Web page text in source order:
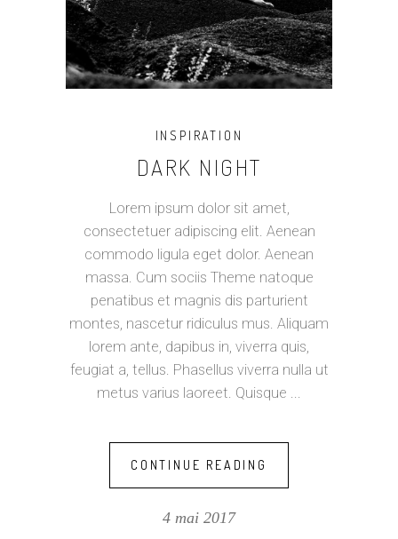
INSPIRATION
DARK NIGHT
Lorem ipsum dolor sit amet,
consectetuer adipiscing elit. Aenean
commodo ligula eget dolor. Aenean
massa. Cum sociis Theme natoque
penatibus et magnis dis parturient
montes, nascetur ridiculus mus. Aliquam
lorem ante, dapibus in, viverra quis,
feugiat a, tellus. Phasellus viverra nulla ut
metus varius laoreet. Quisque
CONTINUE READING
4 mai 2017